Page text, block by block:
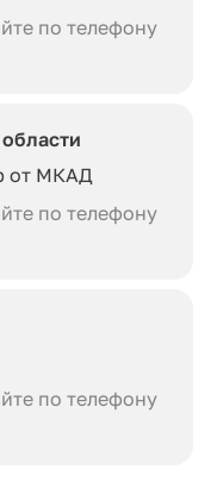
по телефону
от МКАД
по телефону
по телефону